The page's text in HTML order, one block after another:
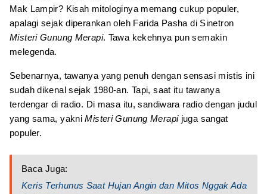
Mak Lampir? Kisah mitologinya memang cukup populer,
apalagi sejak diperankan oleh Farida Pasha di Sinetron
Misteri Gunung Merapi. Tawa kekehnya pun semakin
melegenda.
Sebenarnya, tawanya yang penuh dengan sensasi mistis ini
sudah dikenal sejak 1980-an. Tapi, saat itu tawanya
terdengar di radio. Di masa itu, sandiwara radio dengan judul
yang sama, yakniMisteri Gunung Merapijuga sangat
populer.
Baca Juga:
Keris Terhunus Saat Hujan Angin dan Mitos Nggak Ada